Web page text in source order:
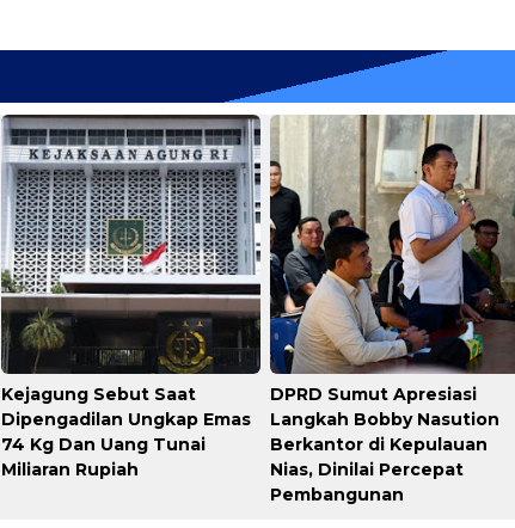
Kejagung Sebut Saat
Dipengadilan Ungkap Emas
74 Kg Dan Uang Tunai
Miliaran Rupiah
DPRD Sumut Apresiasi
Langkah Bobby Nasution
Berkantor di Kepulauan
Nias, Dinilai Percepat
Pembangunan